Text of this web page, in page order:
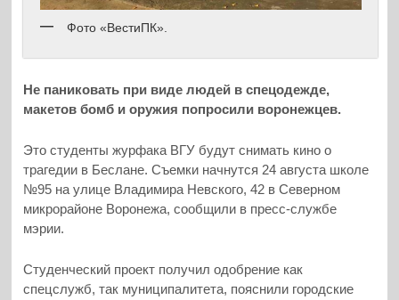
Фото «ВестиПК».
Не паниковать при виде людей в спецодежде,
макетов бомб и оружия попросили воронежцев.
Это студенты журфака ВГУ будут снимать кино о
трагедии в Беслане. Съемки начнутся 24 августа школе
№95 на улице Владимира Невского, 42 в Северном
микрорайоне Воронежа, сообщили в пресс-службе
мэрии.
Студенческий проект получил одобрение как
спецслужб, так муниципалитета, пояснили городские